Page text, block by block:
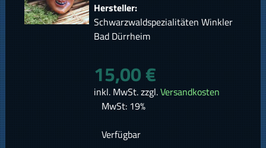
Hersteller:
Schwarzwaldspezialitäten Winkler
Bad Dürrheim
15,00 €
inkl. MwSt. zzgl.Versandkosten
MwSt: 19%
Verfügbar